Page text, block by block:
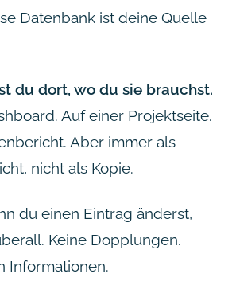
Datenbank ist deine Quelle
du dort, wo du sie brauchst.
Auf einer Projektseite.
Aber immer als
nicht als Kopie.
du einen Eintrag änderst,
Keine Dopplungen.
Informationen.